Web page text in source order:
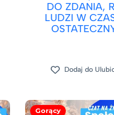
DO ZDANIA,
LUDZI W
Dodaj do
Gorący